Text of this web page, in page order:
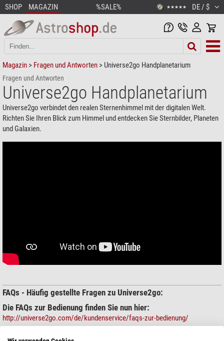
SHOP MAGAZIN %SALE% ★★★★★ DE / $
Magazin > Fragen und Antworten > Universe2go Handplanetarium
Fragen und Antworten
Universe2go Handplanetarium
Universe2go verbindet den realen Sternenhimmel mit der digitalen Welt.
Richten Sie Ihren Blick zum Himmel und entdecken Sie Sternbilder, Planeten
und Galaxien.
FAQs - Häufig gestellte Fragen zu Universe2go:
Die FAQs zur Bedienung finden Sie nun hier:
http://universe2go.com/de/kundenservice/faqs-zur-bedienung/
Die FAQs bei Problemen finden Sie nun hier: